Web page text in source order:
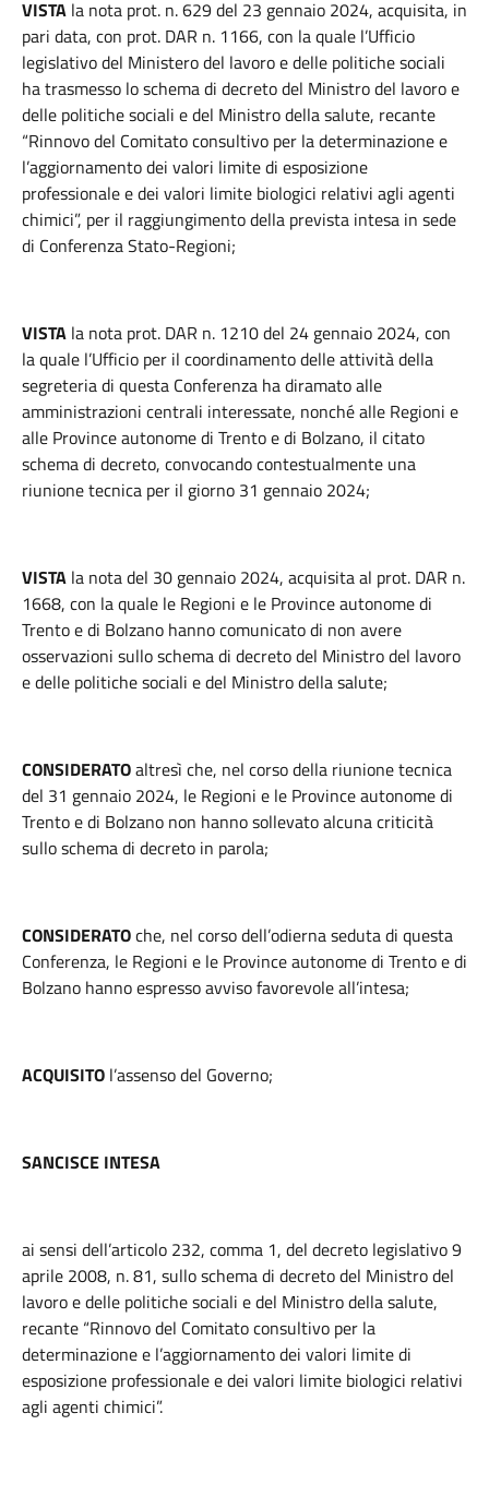
VISTA la nota prot. n. 629 del 23 gennaio 2024, acquisita, in
pari data, con prot. DAR n. 1166, con la quale l’Ufficio
legislativo del Ministero del lavoro e delle politiche sociali
ha trasmesso lo schema di decreto del Ministro del lavoro e
delle politiche sociali e del Ministro della salute, recante
“Rinnovo del Comitato consultivo per la determinazione e
l’aggiornamento dei valori limite di esposizione
professionale e dei valori limite biologici relativi agli agenti
chimici”, per il raggiungimento della prevista intesa in sede
di Conferenza Stato-Regioni;
VISTA la nota prot. DAR n. 1210 del 24 gennaio 2024, con
la quale l’Ufficio per il coordinamento delle attività della
segreteria di questa Conferenza ha diramato alle
amministrazioni centrali interessate, nonché alle Regioni e
alle Province autonome di Trento e di Bolzano, il citato
schema di decreto, convocando contestualmente una
riunione tecnica per il giorno 31 gennaio 2024;
VISTA la nota del 30 gennaio 2024, acquisita al prot. DAR n.
1668, con la quale le Regioni e le Province autonome di
Trento e di Bolzano hanno comunicato di non avere
osservazioni sullo schema di decreto del Ministro del lavoro
e delle politiche sociali e del Ministro della salute;
CONSIDERATOaltresì che, nel corso della riunione tecnica
del 31 gennaio 2024, le Regioni e le Province autonome di
Trento e di Bolzano non hanno sollevato alcuna criticità
sullo schema di decreto in parola;
CONSIDERATOche, nel corso dell’odierna seduta di questa
Conferenza, le Regioni e le Province autonome di Trento e di
Bolzano hanno espresso avviso favorevole all’intesa;
ACQUISITO l’assenso del Governo;
SANCISCE INTESA
ai sensi dell’articolo 232, comma 1, del decreto legislativo 9
aprile 2008, n. 81, sullo schema di decreto del Ministro del
lavoro e delle politiche sociali e del Ministro della salute,
recante “Rinnovo del Comitato consultivo per la
determinazione e l’aggiornamento dei valori limite di
esposizione professionale e dei valori limite biologici relativi
agli agenti chimici”.